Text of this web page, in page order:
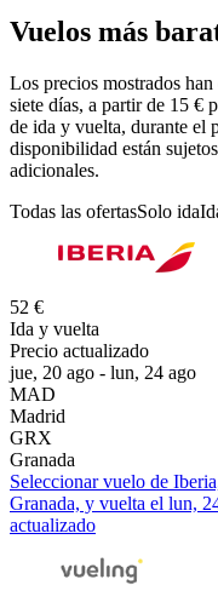
Vuelos más
Los precios mostrados
siete días, a partir de 15 €
de ida y vuelta, durante el
disponibilidad están
adicionales.
Todas las ofertasSolo ida
52 €
Ida y vuelta
Precio actualizado
jue, 20 ago - lun, 24 ago
MAD
Madrid
GRX
Granada
Seleccionar vuelo de
Granada, y vuelta el lun,
actualizado